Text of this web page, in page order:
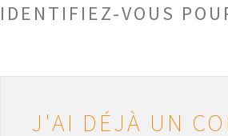
IDENTIFIEZ-VOUS
J'AI DÉJÀ UN